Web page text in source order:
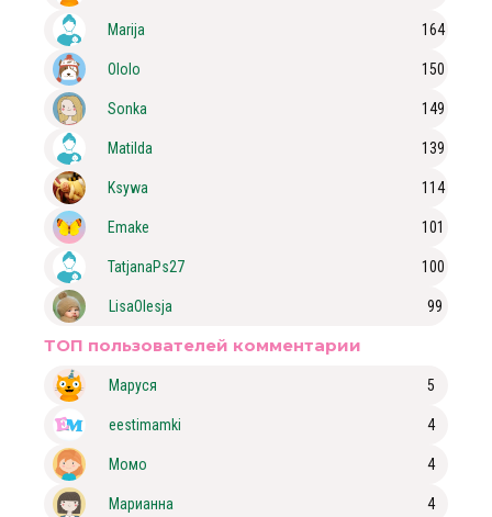
Marija 164
Ololo 150
Sonka 149
Matilda 139
Ksywa 114
Emake 101
TatjanaPs27 100
LisaOlesja 99
ТОП пользователей комментарии
Маруся 5
eestimamki 4
Момо 4
Марианна 4